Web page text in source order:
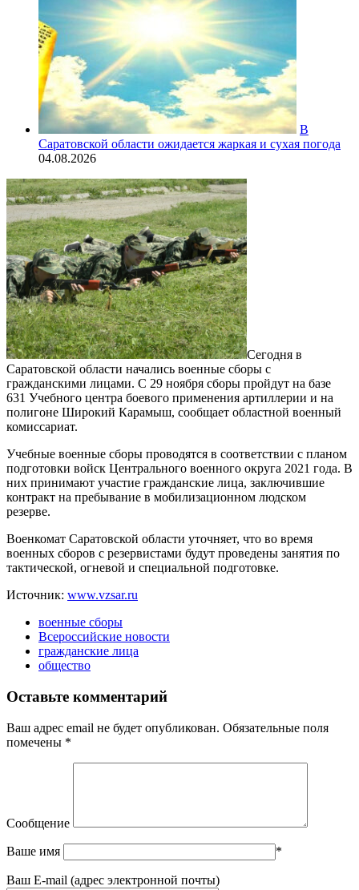
В
Саратовской области ожидается жаркая и сухая погода
04.08.2026
Сегодня в
Саратовской области начались военные сборы с
гражданскими лицами. С 29 ноября сборы пройдут на базе
631 Учебного центра боевого применения артиллерии и на
полигоне Широкий Карамыш, сообщает областной военный
комиссариат.
Учебные военные сборы проводятся в соответствии с планом
подготовки войск Центрального военного округа 2021 года. В
них принимают участие гражданские лица, заключившие
контракт на пребывание в мобилизационном людском
резерве.
Военкомат Саратовской области уточняет, что во время
военных сборов с резервистами будут проведены занятия по
тактической, огневой и специальной подготовке.
Источник: www.vzsar.ru
военные сборы
Всероссийские новости
гражданские лица
общество
Оставьте комментарий
Ваш адрес email не будет опубликован. Обязательные поля
помечены *
Сообщение
Ваше имя *
Ваш E-mail (адрес электронной почты)